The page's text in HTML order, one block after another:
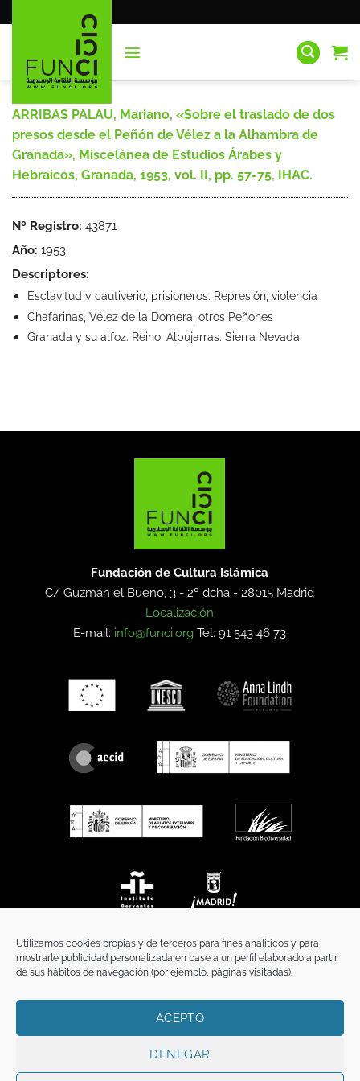
Utilizamos cookies propias y de terceros para fines analíticos y para
mostrarle publicidad personalizada en base a un perfil elaborado a partir
de sus hábitos de navegación (por ejemplo, páginas visitadas).
ACEPTO
DENEGAR
al
ARRIBAS PALAU, Mariano, «Sobre el traslado de dos
presos desde el Peñón de Vélez a la Alhambra de
Granada», Miscelánea de Estudios Árabes y
Hebraicos, Granada, 1953, vol. II, pp. 57-75, IHAC.
Nº Registro: 43871
Año: 1953
Descriptores:
Esclavitud y cautiverio, prisioneros. Represión, violencia
Chafarinas, Vélez de la Domera, otros Peñones
Granada y su alfoz. Reino. Alpujarras. Sierra Nevada
Fundación de Cultura Islámica
C/ Guzmán el Bueno, 3 - 2º dcha -28015 Madrid
Localización
E-mail: info@funci.org Tel: 91 543 46 73
TÉRMINOS Y CONDICIONES
Copyright 2026 ©FunciFUNCI es titular de los derechos de propiedad